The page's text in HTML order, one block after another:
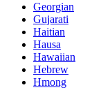
Georgian
Gujarati
Haitian
Hausa
Hawaiian
Hebrew
Hmong